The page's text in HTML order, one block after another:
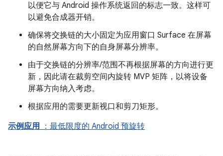
以便它与 Android 操作系统返回的标志一致。这样可
以避免合成器开销。
确保将交换链的大小固定为应用窗口 Surface 在屏幕
的自然屏幕方向下的自身屏幕分辨率。
由于交换链的分辨率/范围不再根据屏幕的方向进行更
新，因此请在裁剪空间内旋转 MVP 矩阵，以将设备
屏幕方向纳入考虑。
根据应用的需要更新视口和剪刀矩形。
示例应用 ：最低限度的 Android 预旋转